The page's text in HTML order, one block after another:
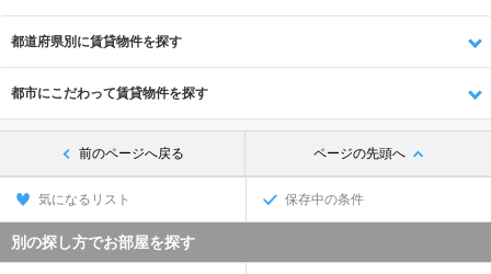
都道府県別に賃貸物件を探す
都市にこだわって賃貸物件を探す
前のページへ戻る ページの先頭へ
気になるリスト 保存中の条件
別の探し方でお部屋を探す